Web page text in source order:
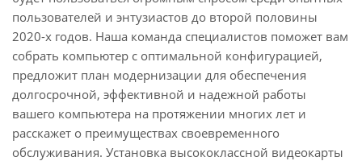
пользователей и энтузиастов до второй половины
2020-х годов. Наша команда специалистов поможет вам
собрать компьютер с оптимальной конфигурацией,
предложит план модернизации для обеспечения
долгосрочной, эффективной и надежной работы
вашего компьютера на протяжении многих лет и
расскажет о преимуществах своевременного
обслуживания. Установка высококлассной видеокарты